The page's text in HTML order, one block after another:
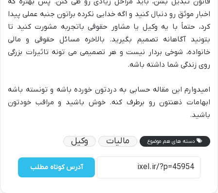
اخبار موثق رو دنبال کنید و اگه خدایی نکرده براتون جنبه عملی پیدا
کرد، حتماً با یه وکیل یا مشاور حقوقی باتجربه مشورت کنید تا
بتونید آگاهانه تصمیم بگیرید. بالاخره مسائل حقوقی و مالی
خانواده، شوخی بردار نیست و هر تصمیمی می تونه تاثیرات بزرگی
روی زندگی شما داشته باشه.
امیدوارم این مقاله حسابی به دردتون خورده باشه و تونسته باشه
ابهامات ذهنتون رو برطرف کنه. خوش باشید و مراقب خودتون
باشید.
دسته های هم موضوع مالیات وکیل
آدرس کوتاه مطلب